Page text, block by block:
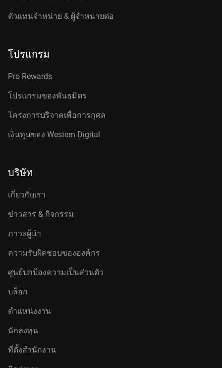
ตัวแทนจำหน่าย & ผู้จำหน่ายต่อ
โปรแกรม
Pro Rewards
โปรแกรมของพันธมิตร
โครงการบริจาคเพื่อการกุศล
เงินทุนของ Western Digital
บริษัท
เกี่ยวกับเรา
ข่าวสาร & กิจกรรม
ภาวะผู้นำ
ความรับผิดชอบขององค์กร
ศูนย์ปกป้องความเป็นส่วนตัว
บล็อก
ตำแหน่งงาน
นักลงทุน
ที่ตั้งสำนักงาน